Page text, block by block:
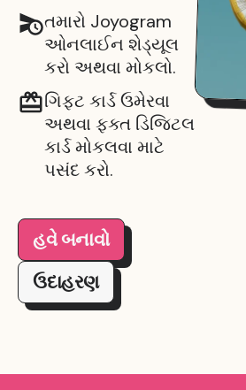
તમારો Joyogram
ઓનલાઈન શેડ્યૂલ
કરો અથવા મોકલો.
ગિફ્ટ કાર્ડ ઉમેરવા
અથવા ફક્ત ડિજિટલ
કાર્ડ મોકલવા માટે
પસંદ કરો.
હવે બનાવો
ઉદાહરણ